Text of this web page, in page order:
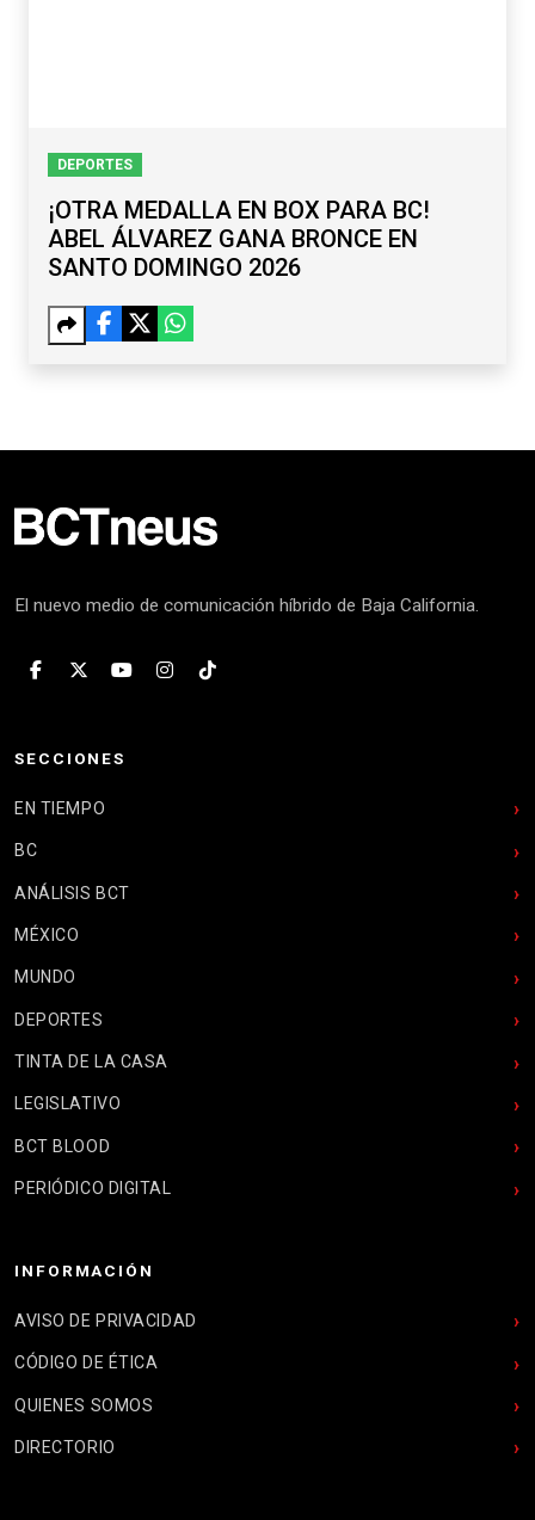
DEPORTES
¡OTRA MEDALLA EN BOX PARA BC!
ABEL ÁLVAREZ GANA BRONCE EN
SANTO DOMINGO 2026
El nuevo medio de comunicación híbrido de Baja California.
SECCIONES
EN TIEMPO
BC
ANÁLISIS BCT
MÉXICO
MUNDO
DEPORTES
TINTA DE LA CASA
LEGISLATIVO
BCT BLOOD
PERIÓDICO DIGITAL
INFORMACIÓN
AVISO DE PRIVACIDAD
CÓDIGO DE ÉTICA
QUIENES SOMOS
DIRECTORIO